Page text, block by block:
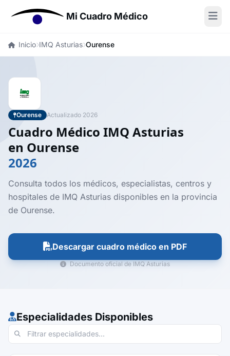
Mi Cuadro Médico
Inicio IMQ Asturias Ourense
Ourense Actualizado 2026
Cuadro Médico IMQ Asturias
en Ourense
2026
Consulta todos los médicos, especialistas, centros y
hospitales de IMQ Asturias disponibles en la provincia
de Ourense.
Descargar cuadro médico en PDF
Documento oficial de IMQ Asturias
Especialidades Disponibles